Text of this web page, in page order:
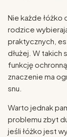
Nie każde
rodzice
praktycznych,
dłużej. W takich
funkcję
znaczenie ma
snu.
Warto jednak
problemu zbyt
jeśli łóżko jest